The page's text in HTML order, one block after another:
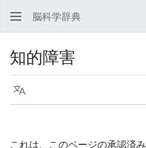
脳科学辞典
知的障害
言語
これは、このページの承認済